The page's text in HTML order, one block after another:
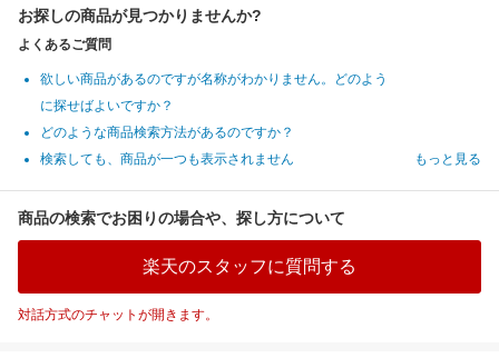
お探しの商品が見つかりませんか?
よくあるご質問
欲しい商品があるのですが名称がわかりません。どのよう
に探せばよいですか？
どのような商品検索方法があるのですか？
検索しても、商品が一つも表示されません
もっと見る
商品の検索でお困りの場合や、探し方について
楽天のスタッフに質問する
対話方式のチャットが開きます。